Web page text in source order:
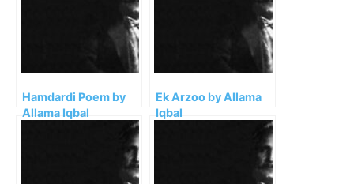
Hamdardi Poem by
Allama Iqbal
Ek Arzoo by Allama
Iqbal